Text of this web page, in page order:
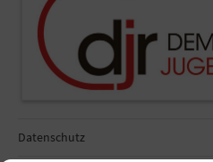
Datenschutz